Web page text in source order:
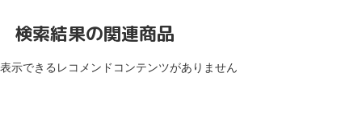
検索結果の関連商品
表示できるレコメンドコンテンツがありません